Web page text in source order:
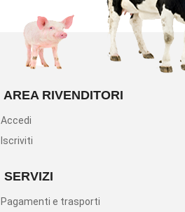
AREA RIVENDITORI
Accedi
Iscriviti
SERVIZI
Pagamenti e trasporti